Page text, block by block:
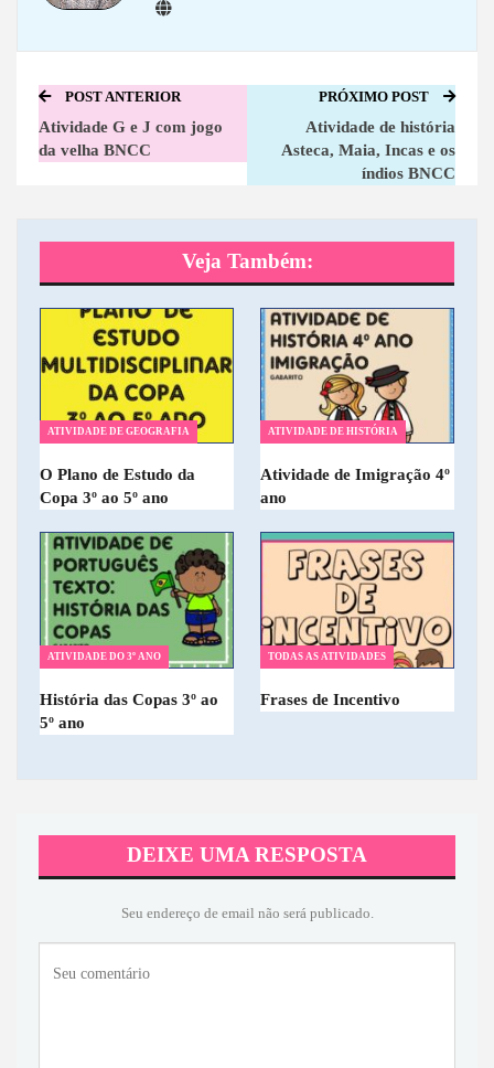
POST ANTERIOR
Atividade G e J com jogo
da velha BNCC
PRÓXIMO POST
Atividade de história
Asteca, Maia, Incas e os
índios BNCC
Veja Também:
ATIVIDADE DE GEOGRAFIA
O Plano de Estudo da
Copa 3º ao 5º ano
ATIVIDADE DE HISTÓRIA
Atividade de Imigração 4º
ano
ATIVIDADE DO 3º ANO
História das Copas 3º ao
5º ano
TODAS AS ATIVIDADES
Frases de Incentivo
DEIXE UMA RESPOSTA
Seu endereço de email não será publicado.